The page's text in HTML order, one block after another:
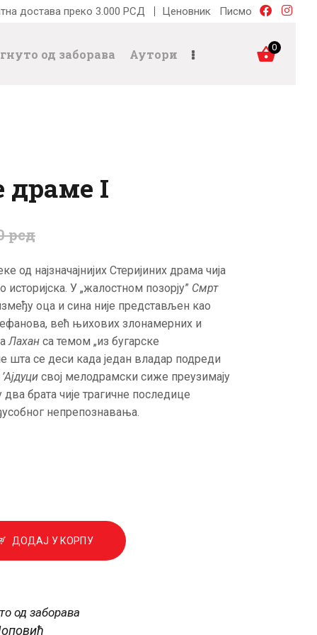
достава преко 3.000 РСД Ценовник Писмо
од заборава Аутори 0
драме I
рсд
од најзначајнијих Стеријиних драма чија
У „жалостном позорју” Смрт
оца и сина није представљен као
већ њихових злонамерних и
Лахан са темом „из бугарске
шта се деси када један владар подреди
’Ајдуци свој мелодрамски сиже преузимају
брата чије трагичне последице
непрепознавања.
ДОДАЈ У КОРПУ
од заборава